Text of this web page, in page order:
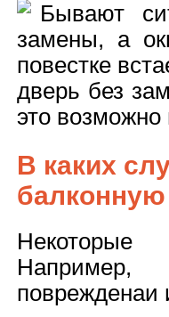
Бывают
замены, а
повестке
дверь без
это
В каких
Например,
поврежденаи